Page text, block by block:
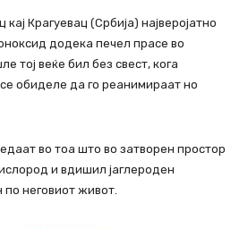
Крагуевац (Србија) најверојатно
додека печел прасе во
тој веќе бил без свест, кога
обиделе да го реанимираат но
во тоа што во затворен простор
и вдишил јаглероден
по неговиот живот.